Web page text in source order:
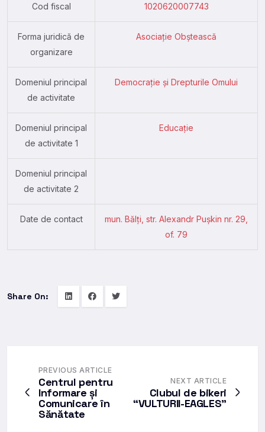
Cod fiscal 1020620007743
Forma juridică de
organizare
Asociație Obștească
Domeniul principal
de activitate
Democrație și Drepturile Omului
Domeniul principal
de activitate 1
Educație
Domeniul principal
de activitate 2
Date de contact
mun. Bălţi, str. Alexandr Puşkin nr. 29,
of. 79
Share On:
PREVIOUS ARTICLE
Centrul pentru
Informare și
Comunicare în
Sănătate
NEXT ARTICLE
Clubul de bikeri
“VULTURII-EAGLES”